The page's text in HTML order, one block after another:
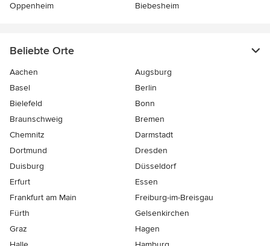
Oppenheim
Biebesheim
Beliebte Orte
Aachen
Augsburg
Basel
Berlin
Bielefeld
Bonn
Braunschweig
Bremen
Chemnitz
Darmstadt
Dortmund
Dresden
Duisburg
Düsseldorf
Erfurt
Essen
Frankfurt am Main
Freiburg-im-Breisgau
Fürth
Gelsenkirchen
Graz
Hagen